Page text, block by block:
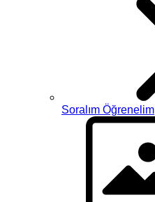
Soralım Öğrenelim